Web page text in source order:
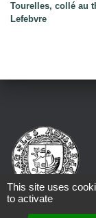
Tourelles, collé au
Lefebvre
This site uses
to activate